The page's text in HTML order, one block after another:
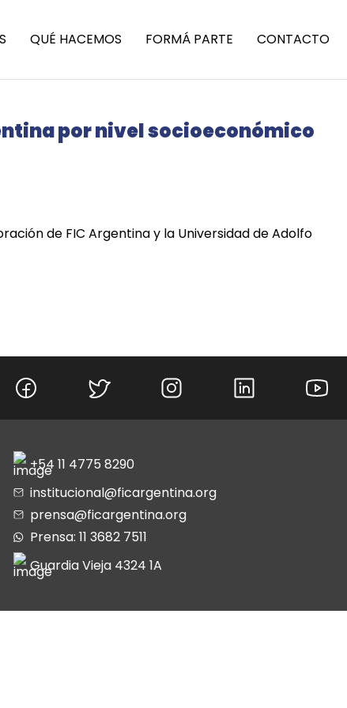
QUÉ HACEMOS FORMÁ PARTE CONTACTO
por nivel socioeconómico
de FIC Argentina y la Universidad de Adolfo
+54 11 4775 8290
institucional@ficargentina.org
prensa@ficargentina.org
Prensa: 11 3682 7511
Guardia Vieja 4324 1A